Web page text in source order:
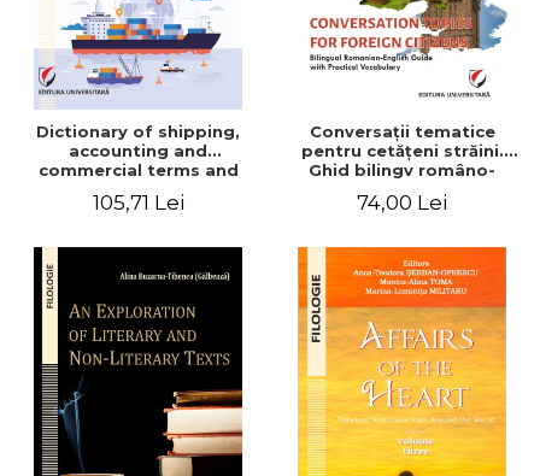
Dictionary of shipping,
accounting and
commercial terms and
Russian – German
105,71 Lei
Conversaţii tematice
pentru cetăţeni străini.
Ghid bilingv româno-
practic/Conversation
Bilingual Romanian-English
guide with practical
vocabulary
74,00 Lei